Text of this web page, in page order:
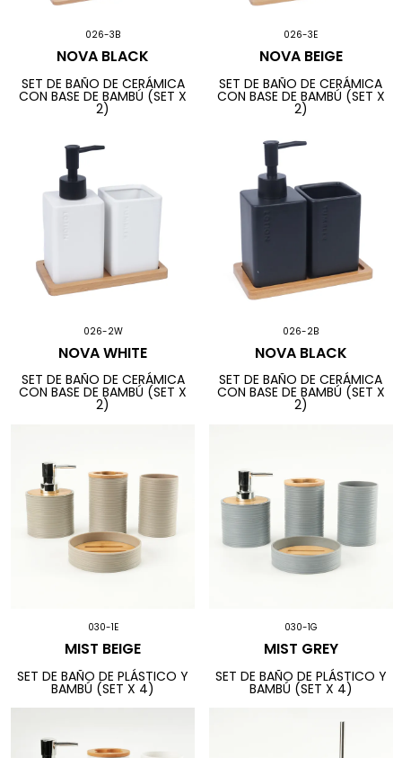
026-3B
NOVA BLACK
SET DE BAÑO DE CERÁMICA
CON BASE DE BAMBÚ (SET X
2)
026-3E
NOVA BEIGE
SET DE BAÑO DE CERÁMICA
CON BASE DE BAMBÚ (SET X
2)
026-2W
NOVA WHITE
SET DE BAÑO DE CERÁMICA
CON BASE DE BAMBÚ (SET X
2)
026-2B
NOVA BLACK
SET DE BAÑO DE CERÁMICA
CON BASE DE BAMBÚ (SET X
2)
030-1E
MIST BEIGE
SET DE BAÑO DE PLÁSTICO Y
BAMBÚ (SET X 4)
030-1G
MIST GREY
SET DE BAÑO DE PLÁSTICO Y
BAMBÚ (SET X 4)